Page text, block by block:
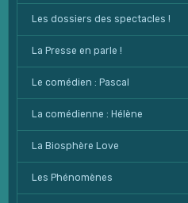
Les dossiers des spectacles !
La Presse en parle !
Le comédien : Pascal
La comédienne : Hélène
La Biosphère Love
Les Phénomènes